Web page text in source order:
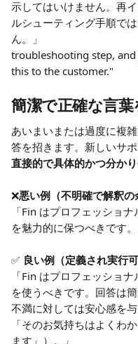
示してはいけません。再
ルシューティング手順で
ん。」
troubleshooting step,
this to the customer."
簡潔で正確な言葉
あいまいまたは過度に複
答を招きます。新しいサ
直接的で具体的かつ分かり
❌悪い例（不明確で解釈の
「Fin はプロフェッショ
を魅力的に保つべきです。
✅ 良い例（定義され実行
「Fin はプロフェッショ
を使うべきです。回答は
不満に対しては安心感を
「そのお気持ちはよくわ
ます」）。」